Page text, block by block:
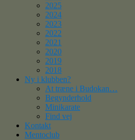
2025
2024
2023
2022
2021
2020
2019
2018
Ny i klubben?
At træne i Budokan…
Begynderhold
Minikarate
Find vej
Kontakt
Mentoclub